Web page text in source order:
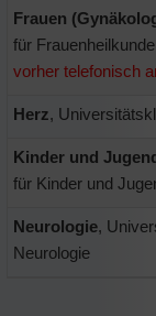
Frauen
für
vorher telefonisch
Herz,
Kinder und
für Kinder und
Neurologie,
Neurologie